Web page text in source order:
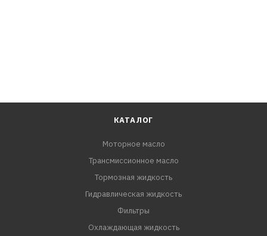
любых окрашенных поверхностей, так как возможно
КАТАЛОГ
Моторное масло
Трансмиссионное масло
Тормозная жидкость
Гидравлическая жидкость
Фильтры
Охлаждающая жидкость